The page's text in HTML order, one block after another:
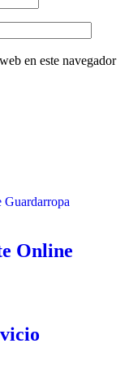
en este navegador
Online